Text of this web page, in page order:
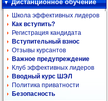
Дистанционное обучение
Школа эффективных лидеров
Как вступить?
Регистрация кандидата
Вступительный взнос
Отзывы курсантов
Важное предупреждение
Клуб эффективных лидеров
Вводный курс ШЭЛ
Политика приватности
Безопасность